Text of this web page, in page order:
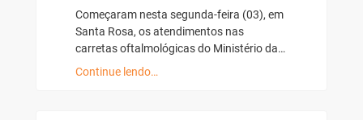
Começaram nesta segunda-feira (03), em
Santa Rosa, os atendimentos nas
carretas oftalmológicas do Ministério da…
Continue lendo…